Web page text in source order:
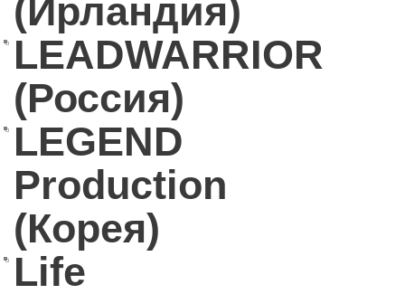
(Ирландия)
LEADWARRIOR
(Россия)
LEGEND
Production
(Корея)
Life